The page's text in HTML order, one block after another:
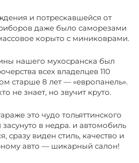
и потрескавшейся от
даже было саморезами
корыто с миниковрами.
нашего мухосранска был
всех владелцев 110
старше 8 лет — «европанель».
не знает, но звучит круто.
это чудо тольяттинского
в недра. и автомобиль
сразу виден стиль, качество и
авто — шикарный салон!